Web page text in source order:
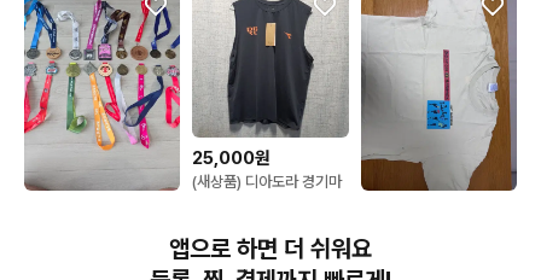
25,000원
(새상품) 디아도라 경기마
츠
앱으로 하면 더 쉬워요